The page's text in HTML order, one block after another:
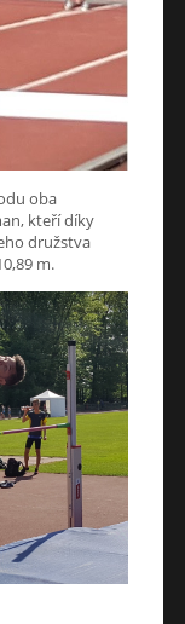
oba
kteří díky
družstva
m.